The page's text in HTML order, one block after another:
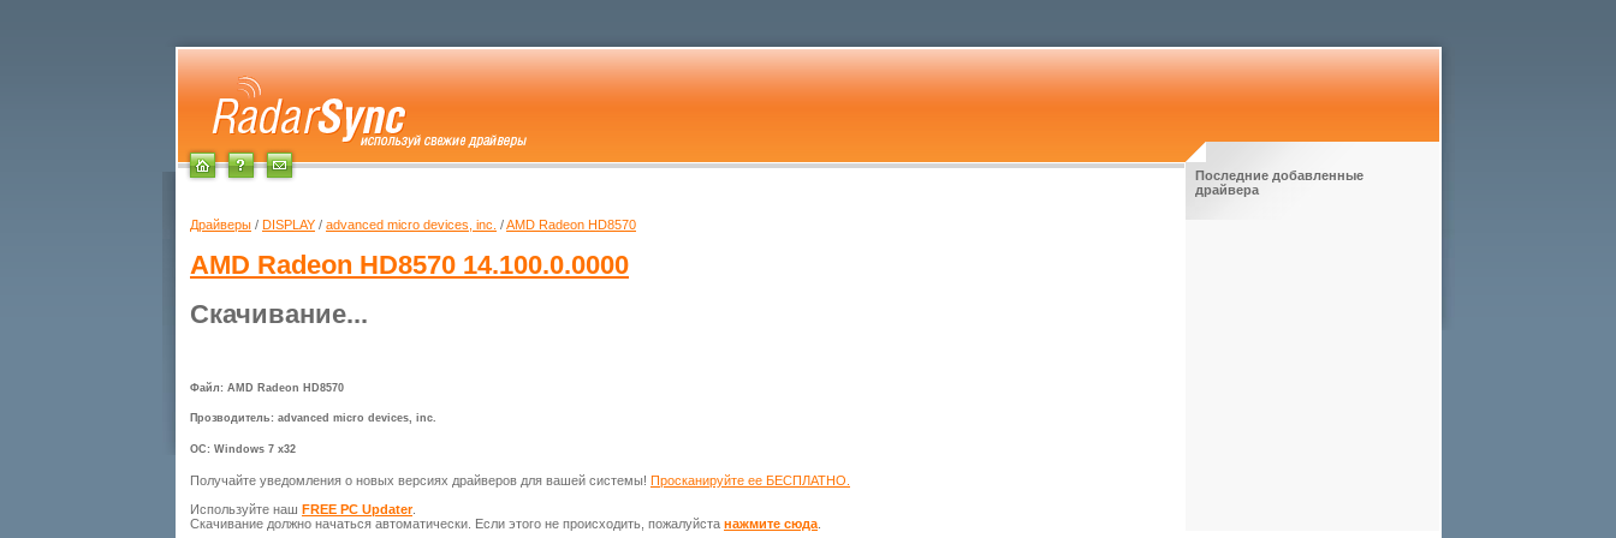
Драйверы / DISPLAY / advanced micro devices, inc. /AMD Radeon HD8570
AMD Radeon HD8570 14.100.0.0000
Скачивание...
Файл: AMD Radeon HD8570
Прозводитель: advanced micro devices, inc.
ОС: Windows 7 x32
Получайте уведомления о новых версиях драйверов для вашей системы! Просканируйте ее БЕСПЛАТНО.
Используйте наш FREE PC Updater.
Скачивание должно начаться автоматически. Если этого не происходить, пожалуйста нажмите сюда
Последние добавленные
драйвера